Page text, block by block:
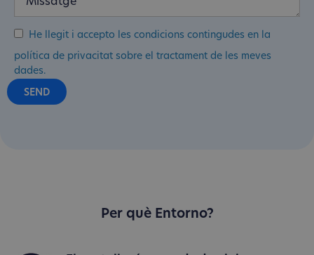
He llegit i accepto les condicions contingudes en la
política de privacitat sobre el tractament de les meves
dades.
Per què Entorno?